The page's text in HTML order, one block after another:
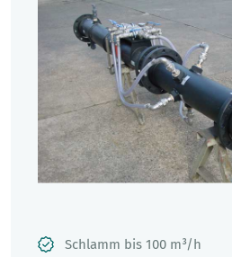
Schlamm bis 100 m³/h